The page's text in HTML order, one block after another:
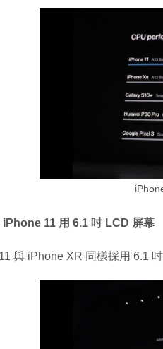
iPhone 11 用 6.1 吋 LCD 屏幕
與 iPhone XR 同樣採用 6.1